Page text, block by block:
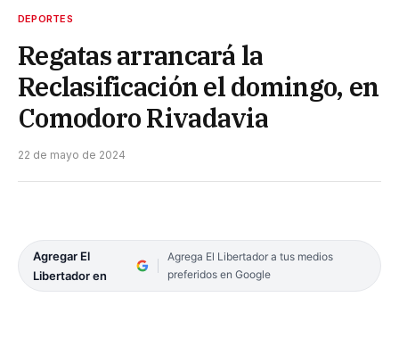
DEPORTES
Regatas arrancará la
Reclasificación el domingo, en
Comodoro Rivadavia
22 de mayo de 2024
Agregar El
Libertador en
Agrega El Libertador a tus medios
preferidos en Google